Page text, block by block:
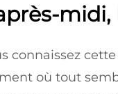
connaissez
où tout